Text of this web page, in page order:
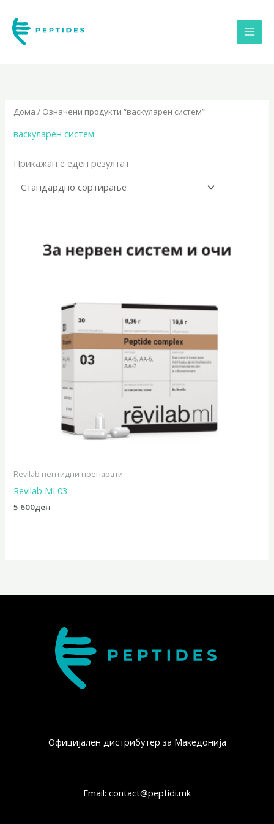
content
Дома / Означени продукти “васкуларен систем”
васкуларен систем
Прикажан е еден резултат
Revilab пептидни препарати
Revilab ML03
5 600ден
Официјален дистрибутер за Македонија
Email: contact@peptidi.mk